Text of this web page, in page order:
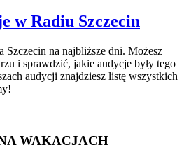
w Radiu Szczecin
Szczecin na najbliższe dni. Możesz
i sprawdzić, jakie audycje były tego
audycji znajdziesz listę wszystkich
WAKACJACH